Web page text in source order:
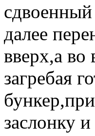
сдвоенный
далее
вверх,а во
загребая
заслонку